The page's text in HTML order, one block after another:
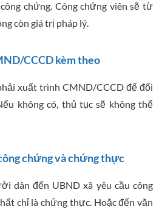
chứng. Công chứng viên sẽ từ
còn giá trị pháp lý.
CCCD kèm theo
xuất trình CMND/CCCD để đối
không có, thủ tục sẽ không thể
chứng và chứng thực
dân đến UBND xã yêu cầu công
chỉ là chứng thực. Hoặc đến văn